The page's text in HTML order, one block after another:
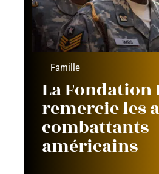
Famille
La
remercie les
combattants
américains